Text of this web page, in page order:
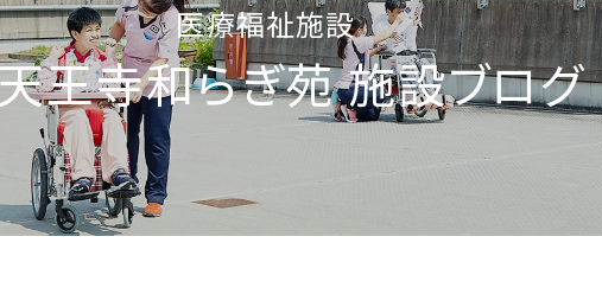
医療福祉施設
王寺和らぎ苑施設ブログ